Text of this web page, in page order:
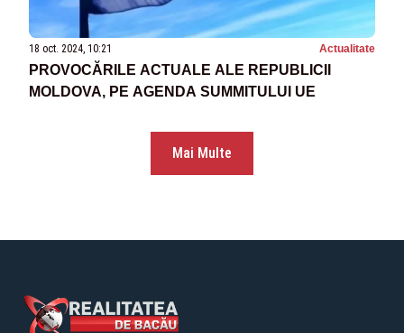
18 oct. 2024, 10:21 Actualitate
PROVOCĂRILE ACTUALE ALE REPUBLICII
MOLDOVA, PE AGENDA SUMMITULUI UE
Mai Multe